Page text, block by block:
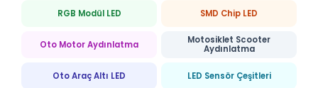
RGB Modül LED SMD Chip LED
Oto Motor Aydınlatma
Motosiklet Scooter
Aydınlatma
Oto Araç Altı LED LED Sensör Çeşitleri